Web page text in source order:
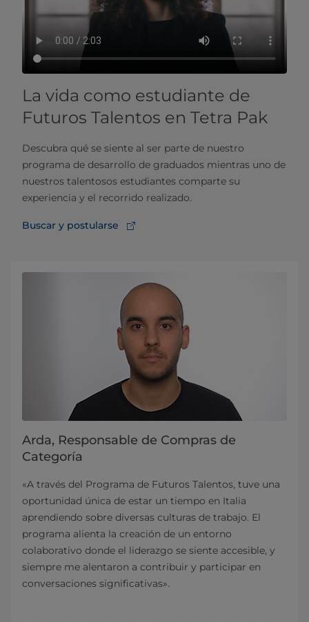
La vida como estudiante de
Futuros Talentos en Tetra Pak
Descubra qué se siente al ser parte de nuestro
programa de desarrollo de graduados mientras uno de
nuestros talentosos estudiantes comparte su
experiencia y el recorrido realizado.
Buscar y postularse
Arda, Responsable de Compras de
Categoría
«A través del Programa de Futuros Talentos, tuve una
oportunidad única de estar un tiempo en Italia
aprendiendo sobre diversas culturas de trabajo. El
programa alienta la creación de un entorno
colaborativo donde el liderazgo se siente accesible, y
siempre me alentaron a contribuir y participar en
conversaciones significativas».